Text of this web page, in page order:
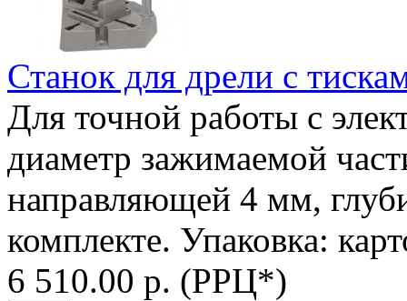
Станок для дрели c
Для точной работы с
диаметр зажимаемой
направляющей 4 мм,
комплекте. Упаковка:
6 510.00 р. (РРЦ*)